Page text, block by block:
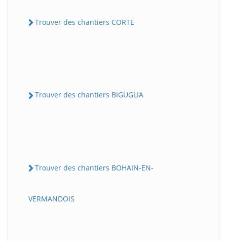
Trouver des chantiers CORTE
Trouver des chantiers BIGUGLIA
Trouver des chantiers BOHAIN-EN-
VERMANDOIS